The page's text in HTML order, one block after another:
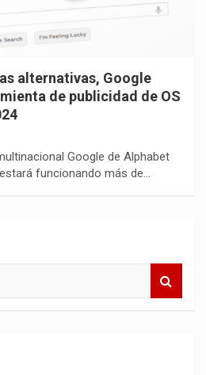
alternativas, Google
de publicidad de OS
Google de Alphabet
estará funcionando más de…